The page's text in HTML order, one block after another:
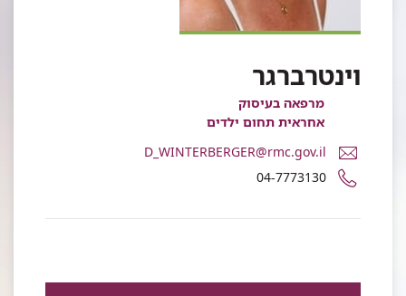
וינטרברגר
מרפאה בעיסוק
אחראית תחום ילדים
דואר
אלקטרוני
דליה
D_WINTERBERGER@rmc.gov.il
מספר
טלפון
04-7773130